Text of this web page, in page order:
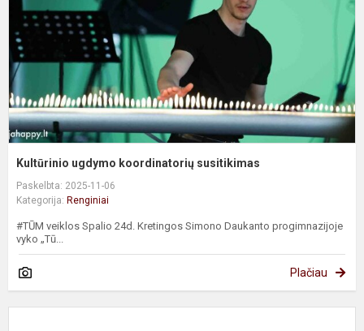
Kultūrinio ugdymo koordinatorių susitikimas
Paskelbta: 2025-11-06
Kategorija: Renginiai
#TŪM veiklos Spalio 24d. Kretingos Simono Daukanto progimnazijoje
vyko „Tū...
Plačiau